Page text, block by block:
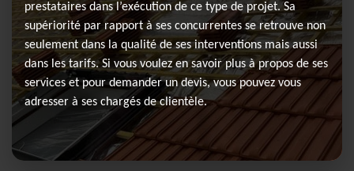
prestataires dans l’exécution de ce type de projet. Sa
supériorité par rapport à ses concurrentes se retrouve non
seulement dans la qualité de ses interventions mais aussi
dans les tarifs. Si vous voulez en savoir plus à propos de ses
services et pour demander un devis, vous pouvez vous
adresser à ses chargés de clientèle.